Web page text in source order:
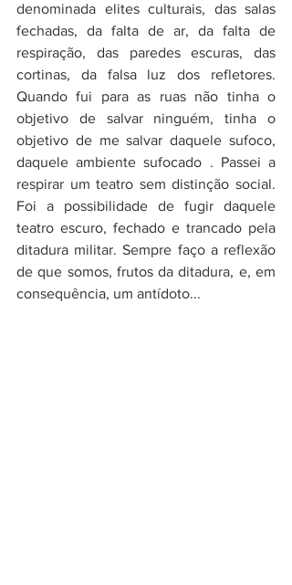
denominada elites culturais, das salas
fechadas, da falta de ar, da falta de
respiração, das paredes escuras, das
cortinas, da falsa luz dos refletores.
Quando fui para as ruas não tinha o
objetivo de salvar ninguém, tinha o
objetivo de me salvar daquele sufoco,
daquele ambiente sufocado . Passei a
respirar um teatro sem distinção social.
Foi a possibilidade de fugir daquele
teatro escuro, fechado e trancado pela
ditadura militar. Sempre faço a reflexão
de que somos, frutos da ditadura, e, em
consequência, um antídoto...